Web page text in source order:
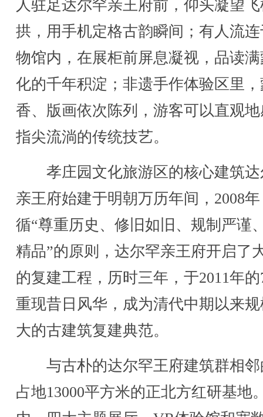
人驻足达尔罕亲王府前，仰头凝望
拱，用手机定格古韵瞬间；有人流
物馆内，在展柜前屏息凝视，品读
化的千年积淀；非遗手作体验区里
香、版画依次陈列，游客可以直观
指尖流淌的传统技艺。
孝庄园文化旅游区的核心建筑达
亲王府始建于明朝万历年间，2008
循“尊重历史、修旧如旧、规制严谨
精品”的原则，达尔罕亲王府开启了
的复建工程，历时三年，于2011年
重现昔日风华，成为清代中期以来
大的古建筑复建典范。
与古朴的达尔罕王府建筑群相邻
占地13000平方米的正北方红研基地